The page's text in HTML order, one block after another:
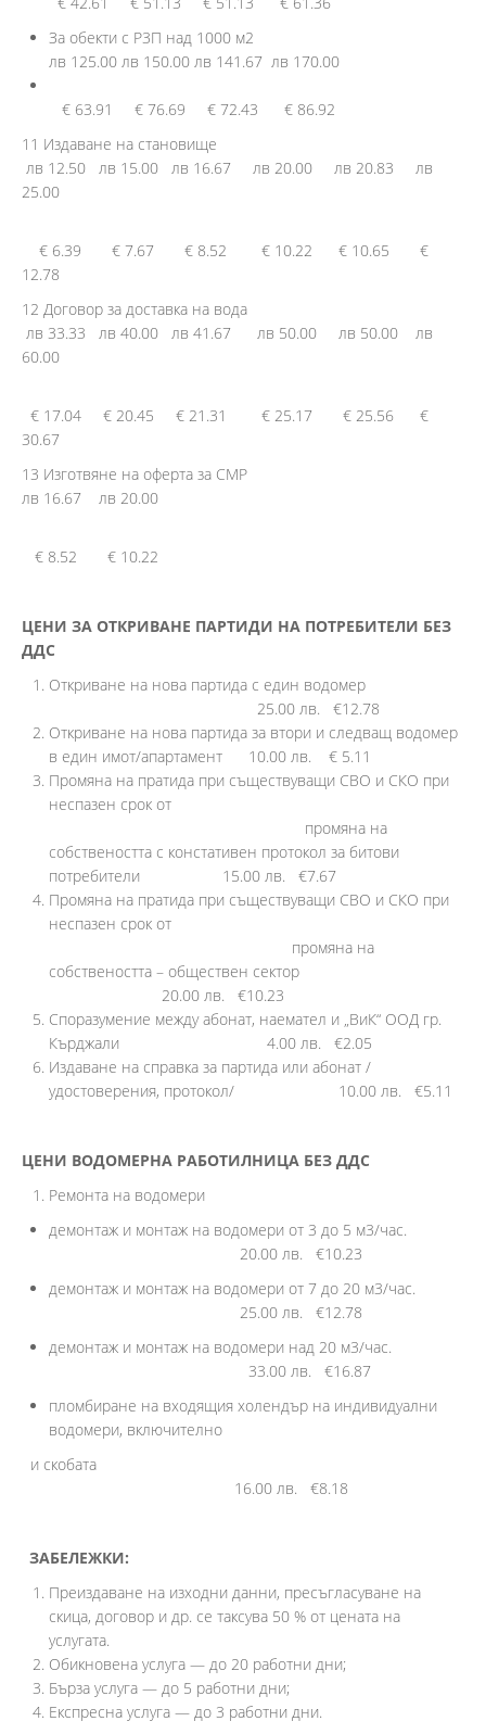
За обекти с P3П над 1000 м2
лв 125.00 лв 150.00 лв 141.67 лв 170.00
€ 63.91 € 76.69 € 72.43 € 86.92
11 Издаване на становище
лв 12.50 лв 15.00 лв 16.67 лв 20.00 лв 20.83 лв
25.00
€ 6.39 € 7.67 € 8.52 € 10.22 € 10.65 €
12.78
12 Договор за доставка на вода
лв 33.33 лв 40.00 лв 41.67 лв 50.00 лв 50.00 лв
60.00
€ 17.04 € 20.45 € 21.31 € 25.17 € 25.56 €
30.67
13 Изготвяне на оферта за CMP
лв 16.67 лв 20.00
€ 8.52 € 10.22
ЦЕНИ ЗА ОТКРИВАНЕ ПАРТИДИ НА ПОТРЕБИТЕЛИ БЕЗ
ДДС
Откриване на нова партида с един водомер
25.00 лв. €12.78
Откриване на нова партида за втори и следващ водомер
в един имот/апартамент 10.00 лв. € 5.11
Промяна на пратида при съществуващи СВО и СКО при
неспазен срок от
промяна на
собствеността с констативен протокол за битови
потребители 15.00 лв. €7.67
Промяна на пратида при съществуващи СВО и СКО при
неспазен срок от
промяна на
собствеността – обществен сектор
20.00 лв. €10.23
Споразумение между абонат, наемател и „ВиК“ ООД гр.
Кърджали 4.00 лв. €2.05
Издаване на справка за партида или абонат /
удостоверения, протокол/ 10.00 лв. €5.11
ЦЕНИ ВОДОМЕРНА РАБОТИЛНИЦА БЕЗ ДДС
Ремонта на водомери
демонтаж и монтаж на водомери от 3 до 5 м3/час.
20.00 лв. €10.23
демонтаж и монтаж на водомери от 7 до 20 м3/час.
25.00 лв. €12.78
демонтаж и монтаж на водомери над 20 м3/час.
33.00 лв. €16.87
пломбиране на входящия холендър на индивидуални
водомери, включително
и скобата
16.00 лв. €8.18
ЗАБЕЛЕЖКИ:
Преиздаване на изходни данни, пресъгласуване на
скица, договор и др. се таксува 50 % от цената на
услугата.
Обикновена услуга — до 20 работни дни;
Бърза услуга — до 5 работни дни;
Експресна услуга — до 3 работни дни.